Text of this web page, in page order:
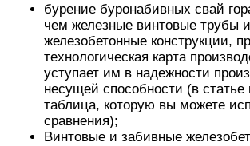
бурение буронабивных свай
чем железные винтовые трубы
железобетонные конструкции,
технологическая карта
уступает им в надежности
несущей способности (в статье
таблица, которую вы можете
сравнения);
Винтовые и забивные